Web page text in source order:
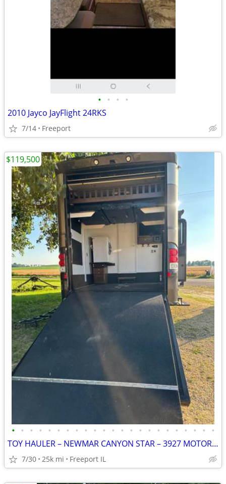
• • • •
2010 Jayco JayFlight 24RKS
7/14 Freeport
• • • • • • • • • • • • • • • • • • • • • • •
TOY HAULER – NEWMAR CANYON STAR – 3927 MOTORHOME RARE * TOYHAULER * A
7/30 25k mi Freeport IL
$119,500